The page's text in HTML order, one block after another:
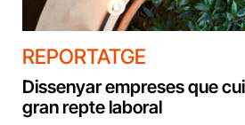
REPORTATGE
Dissenyar empreses que
gran repte laboral